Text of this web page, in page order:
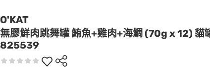
O'KAT
無膠鮮肉跳舞罐 鮪魚+雞肉+海鯛 (70g x 12) 貓
825539